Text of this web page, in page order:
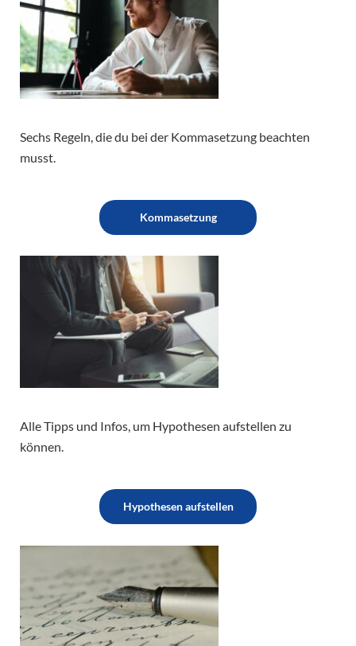
Sechs Regeln, die du bei der Kommasetzung beachten
musst.
Kommasetzung
Alle Tipps und Infos, um Hypothesen aufstellen zu
können.
Hypothesen aufstellen